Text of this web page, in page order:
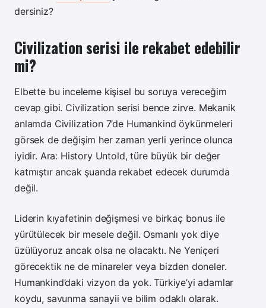
dersiniz?
Civilization serisi ile rekabet edebilir
mi?
Elbette bu inceleme kişisel bu soruya vereceğim
cevap gibi. Civilization serisi bence zirve. Mekanik
anlamda Civilization 7’de Humankind öykünmeleri
görsek de değişim her zaman yerli yerince olunca
iyidir. Ara: History Untold, türe büyük bir değer
katmıştır ancak şuanda rekabet edecek durumda
değil.
Liderin kıyafetinin değişmesi ve birkaç bonus ile
yürütülecek bir mesele değil. Osmanlı yok diye
üzülüyoruz ancak olsa ne olacaktı. Ne Yeniçeri
görecektik ne de minareler veya bizden doneler.
Humankind’daki vizyon da yok. Türkiye’yi adamlar
koydu, savunma sanayii ve bilim odaklı olarak.